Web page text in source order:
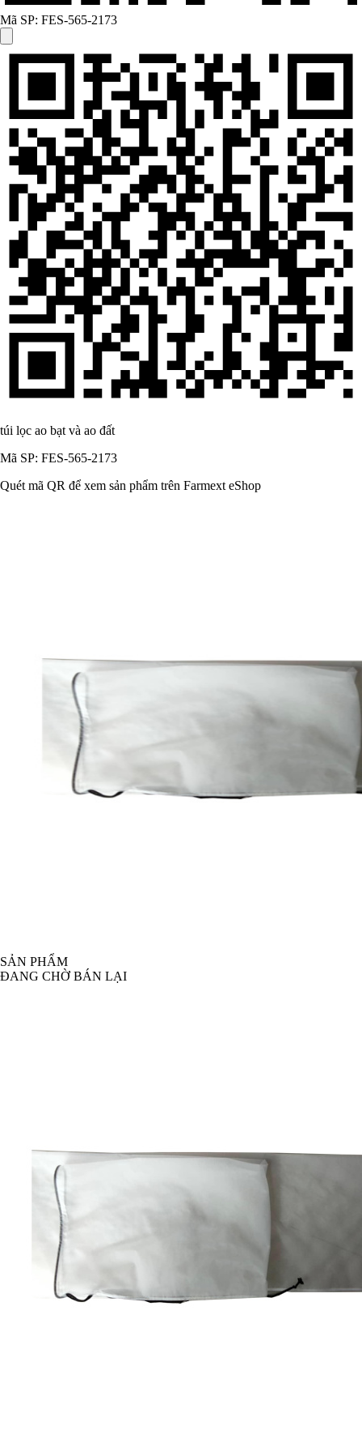
Mã SP: FES-565-2173
túi lọc ao bạt và ao đất
Mã SP: FES-565-2173
Quét mã QR để xem sản phẩm trên Farmext eShop
SẢN PHẨM
ĐANG CHỜ BÁN LẠI